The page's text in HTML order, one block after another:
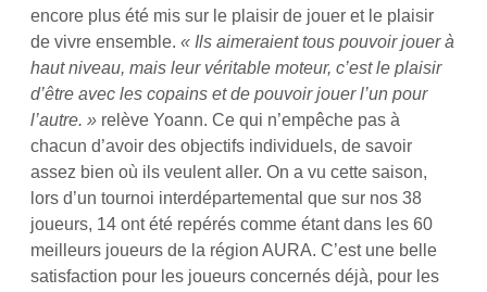
encore plus été mis sur le plaisir de jouer et le plaisir
de vivre ensemble. « Ils aimeraient tous pouvoir jouer à
haut niveau, mais leur véritable moteur, c’est le plaisir
d’être avec les copains et de pouvoir jouer l’un pour
l’autre. » relève Yoann. Ce qui n’empêche pas à
chacun d’avoir des objectifs individuels, de savoir
assez bien où ils veulent aller. On a vu cette saison,
lors d’un tournoi interdépartemental que sur nos 38
joueurs, 14 ont été repérés comme étant dans les 60
meilleurs joueurs de la région AURA. C’est une belle
satisfaction pour les joueurs concernés déjà, pour les